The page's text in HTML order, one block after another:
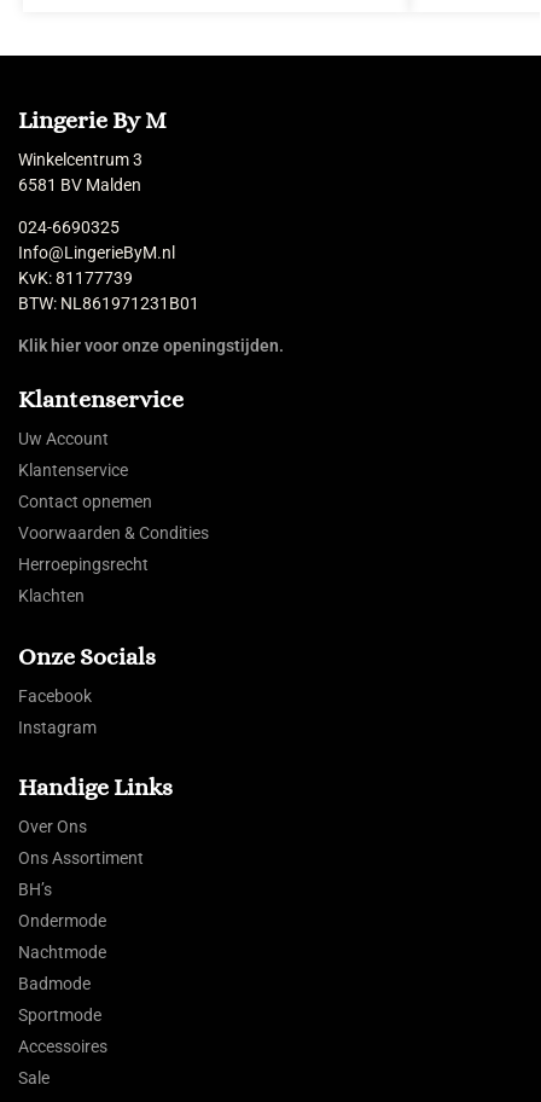
Lingerie By M
Winkelcentrum 3
6581 BV Malden
024-6690325
Info@LingerieByM.nl
KvK: 81177739
BTW: NL861971231B01
Klik hier voor onze openingstijden.
Klantenservice
Uw Account
Klantenservice
Contact opnemen
Voorwaarden & Condities
Herroepingsrecht
Klachten
Onze Socials
Facebook
Instagram
Handige Links
Over Ons
Ons Assortiment
BH’s
Ondermode
Nachtmode
Badmode
Sportmode
Accessoires
Sale